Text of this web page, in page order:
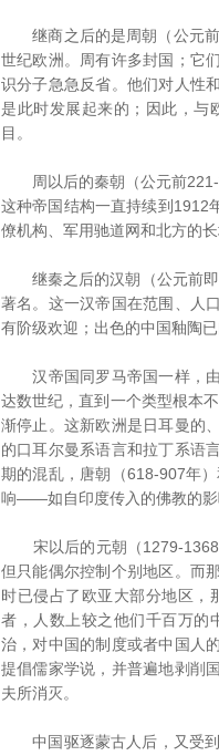
继商之后的是周朝（公元前
世纪欧洲。周有许多封国；它
识分子急急反省。他们对人性
是此时发展起来的；因此，与
目。
周以后的秦朝（公元前221-
这种帝国结构一直持续到1912
僚机构、军用驰道网和北方的
继秦之后的汉朝（公元前即
著名。这一汉帝国在范围、人
有阶级欢迎；出色的中国釉陶
汉帝国同罗马帝国一样，由
达数世纪，直到一个类型根本
渐停止。这新欧洲是日耳曼的
的口耳尔曼系语言和拉丁系语
期的混乱，唐朝（618-907年
响――如自印度传入的佛教的影
宋以后的元朝（1279-1368
但只能偶尔控制个别地区。而
时已侵占了欧亚大部分地区，
者，人数上较之他们千百万的
治，对中国的制度或者中国人
提倡儒家学说，并普遍地剥削
夫所消灭。
中国驱逐蒙古人后，又受到